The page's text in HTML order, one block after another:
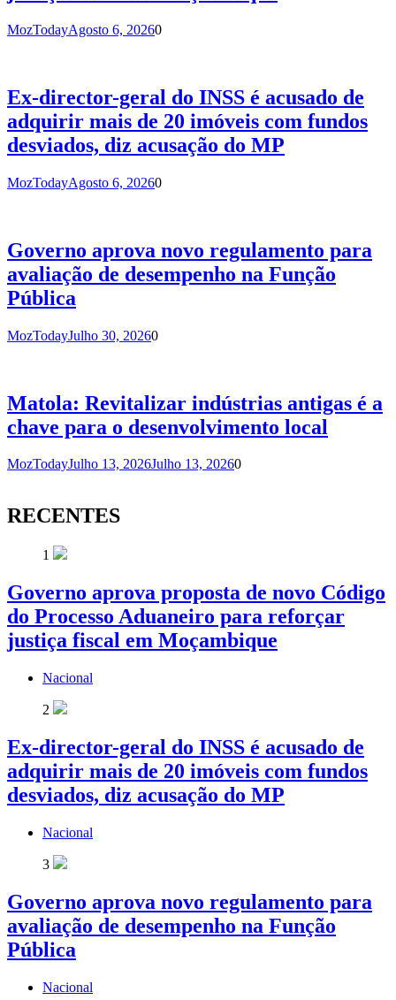
MozTodayAgosto 6, 20260
Ex-director-geral do INSS é acusado de
adquirir mais de 20 imóveis com fundos
desviados, diz acusação do MP
MozTodayAgosto 6, 20260
Governo aprova novo regulamento para
avaliação de desempenho na Função
Pública
MozTodayJulho 30, 20260
Matola: Revitalizar indústrias antigas é a
chave para o desenvolvimento local
MozTodayJulho 13, 2026Julho 13, 20260
RECENTES
1
Governo aprova proposta de novo Código
do Processo Aduaneiro para reforçar
justiça fiscal em Moçambique
Nacional
2
Ex-director-geral do INSS é acusado de
adquirir mais de 20 imóveis com fundos
desviados, diz acusação do MP
Nacional
3
Governo aprova novo regulamento para
avaliação de desempenho na Função
Pública
Nacional